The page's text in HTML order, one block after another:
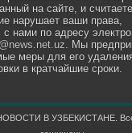
на сайте, и
нарушает ваши права,
с нами по адресу
. Мы
меры для его
в кратчайшие сроки.
В УЗБЕКИСТАНЕ.